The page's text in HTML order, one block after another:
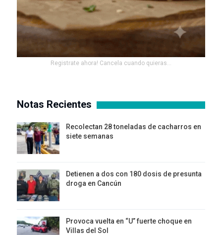
Registrate ahora! Cancela cuando quieras...
Notas Recientes
Recolectan 28 toneladas de cacharros en
siete semanas
Detienen a dos con 180 dosis de presunta
droga en Cancún
Provoca vuelta en “U” fuerte choque en
Villas del Sol